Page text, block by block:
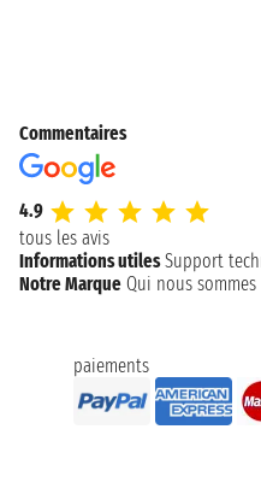
Commentaires
4.9
tous les avis
Informations utiles Support
Notre Marque Qui nous sommes
paiements